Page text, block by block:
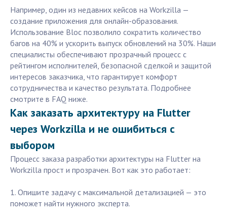
Например, один из недавних кейсов на Workzilla —
создание приложения для онлайн-образования.
Использование Bloc позволило сократить количество
багов на 40% и ускорить выпуск обновлений на 30%. Наши
специалисты обеспечивают прозрачный процесс с
рейтингом исполнителей, безопасной сделкой и защитой
интересов заказчика, что гарантирует комфорт
сотрудничества и качество результата. Подробнее
смотрите в FAQ ниже.
Как заказать архитектуру на Flutter
через Workzilla и не ошибиться с
выбором
Процесс заказа разработки архитектуры на Flutter на
Workzilla прост и прозрачен. Вот как это работает:
1. Опишите задачу с максимальной детализацией — это
поможет найти нужного эксперта.